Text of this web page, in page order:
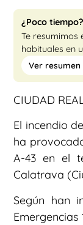
¿Poco tiempo?
Te resumimos
habituales en
Ver resumen
CIUDAD
El incendio
ha
A-43 en el
Calatrava
Según han
Emergencias